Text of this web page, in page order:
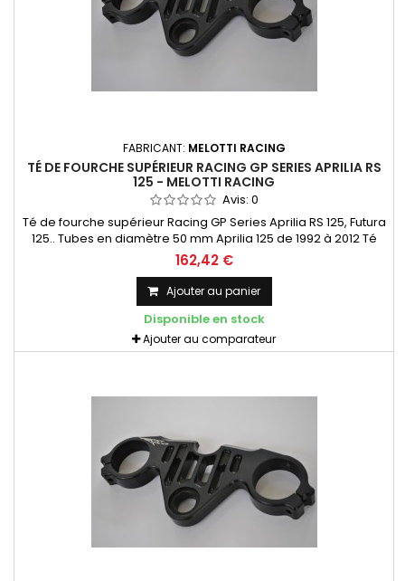
FABRICANT: MELOTTI RACING
TÉ DE FOURCHE SUPÉRIEUR RACING GP SERIES APRILIA RS
125 - MELOTTI RACING
Avis: 0
Té de fourche supérieur Racing GP Series Aprilia RS 125, Futura
125.. Tubes en diamètre 50 mm Aprilia 125 de 1992 à 2012 Té
taillé dans la masse (CNC)
162,42 €
Ajouter au panier
Disponible en stock
Ajouter au comparateur